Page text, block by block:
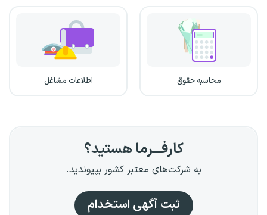
محاسبه حقوق اطلاعات مشاغل
کارفـــرما هستید؟
به شرکت‌های معتبر کشور بپیوندید.
ثبت آگهی استخدام